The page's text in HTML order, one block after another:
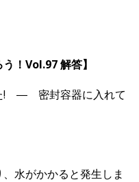
！Vol.97 解答】
! ― 密封容器に入れて
水がかかると発生しま